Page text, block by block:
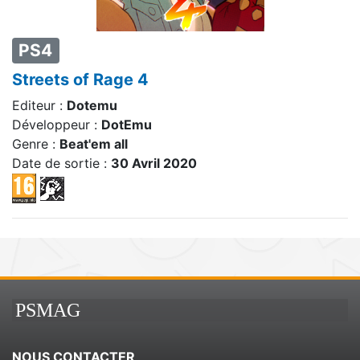
PS4
Streets of Rage 4
Editeur : Dotemu
Développeur : DotEmu
Genre : Beat'em all
Date de sortie : 30 Avril 2020
PSMAG
NOUS CONTACTER